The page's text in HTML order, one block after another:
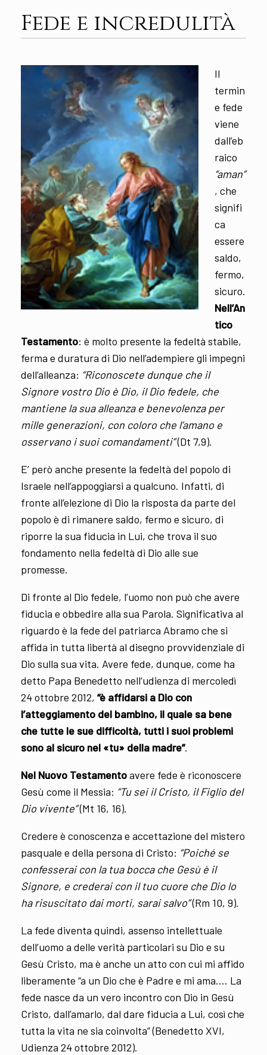
Fede e incredulità
Il
termin
e fede
viene
dall’eb
raico
“aman”
, che
signifi
ca
essere
saldo,
fermo,
sicuro.
Nell’An
tico
Testamento: è molto presente la fedeltà stabile,
ferma e duratura di Dio nell’adempiere gli impegni
dell’alleanza: “Riconoscete dunque che il
Signore vostro Dio è Dio, il Dio fedele, che
mantiene la sua alleanza e benevolenza per
mille generazioni, con coloro che l’amano e
osservano i suoi comandamenti”(Dt 7,9).
E’ però anche presente la fedeltà del popolo di
Israele nell’appoggiarsi a qualcuno. Infatti, di
fronte all’elezione di Dio la risposta da parte del
popolo è di rimanere saldo, fermo e sicuro, di
riporre la sua fiducia in Lui, che trova il suo
fondamento nella fedeltà di Dio alle sue
promesse.
Di fronte al Dio fedele, l’uomo non può che avere
fiducia e obbedire alla sua Parola. Significativa al
riguardo è la fede del patriarca Abramo che si
affida in tutta libertà al disegno provvidenziale di
Dio sulla sua vita. Avere fede, dunque, come ha
detto Papa Benedetto nell’udienza di mercoledì
24 ottobre 2012, “è affidarsi a Dio con
l’atteggiamento del bambino, il quale sa bene
che tutte le sue difficoltà, tutti i suoi problemi
sono al sicuro nel «tu» della madre”.
Nel Nuovo Testamentoavere fede è riconoscere
Gesù come il Messia: “Tu sei il Cristo, il Figlio del
Dio vivente”(Mt 16, 16).
Credere è conoscenza e accettazione del mistero
pasquale e della persona di Cristo: “Poiché se
confesserai con la tua bocca che Gesù è il
Signore, e crederai con il tuo cuore che Dio lo
ha risuscitato dai morti, sarai salvo”(Rm 10, 9).
La fede diventa quindi, assenso intellettuale
dell’uomo a delle verità particolari su Dio e su
Gesù Cristo, ma è anche un atto con cui mi affido
liberamente “a un Dio che è Padre e mi ama…. La
fede nasce da un vero incontro con Dio in Gesù
Cristo, dall’amarlo, dal dare fiducia a Lui, così che
tutta la vita ne sia coinvolta” (Benedetto XVI,
Udienza 24 ottobre 2012).